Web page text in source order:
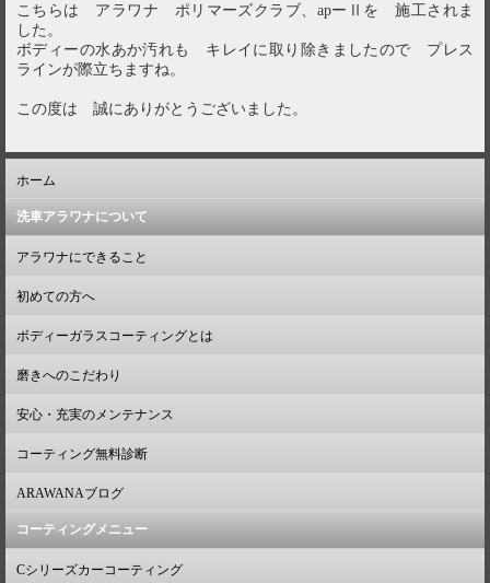
こちらは アラワナ ポリマーズクラブ、apーⅡを 施工されま
した。
ボディーの水あか汚れも キレイに取り除きましたので プレス
ラインが際立ちますね。
この度は 誠にありがとうございました。
ホーム
洗車アラワナについて
アラワナにできること
初めての方へ
ボディーガラスコーティングとは
磨きへのこだわり
安心・充実のメンテナンス
コーティング無料診断
ARAWANAブログ
コーティングメニュー
Cシリーズカーコーティング